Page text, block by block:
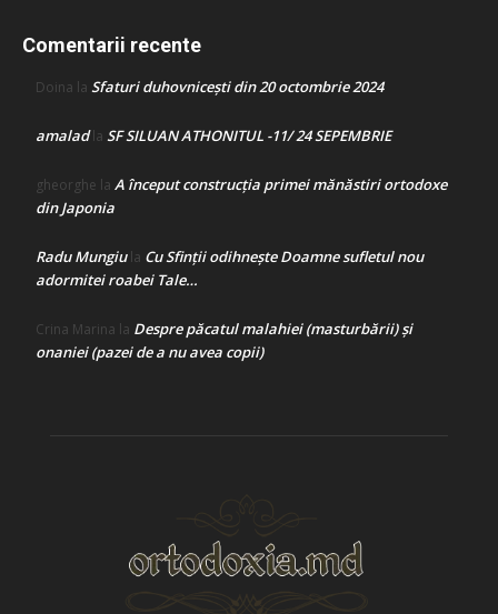
Comentarii recente
Doina la Sfaturi duhovnicești din 20 octombrie 2024
amaladla SF SILUAN ATHONITUL -11/ 24 SEPEMBRIE
gheorghe la A început construcţia primei mănăstiri ortodoxe
din Japonia
Radu Mungiula Cu Sfinții odihnește Doamne sufletul nou
adormitei roabei Tale…
Crina Marina la Despre păcatul malahiei (masturbării) şi
onaniei (pazei de a nu avea copii)